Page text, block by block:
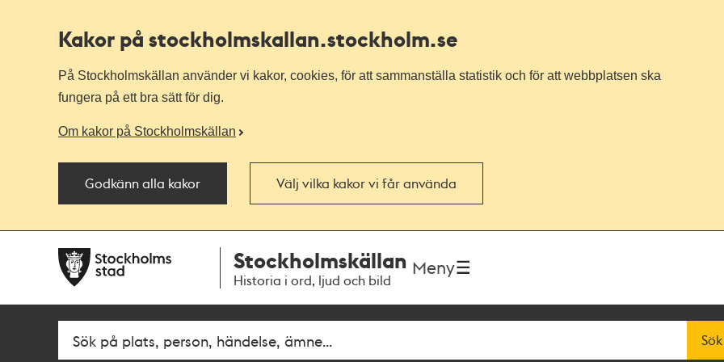
Kakor på stockholmskallan.stockholm.se
På Stockholmskällan använder vi kakor, cookies, för att sammanställa statistik och för att webbplatsen ska
fungera på ett bra sätt för dig.
Om kakor på Stockholmskällan
Godkänn alla kakor Välj vilka kakor vi får använda
navigationen
huvudinnehållet
Stockholmskällan
Historia i ord, ljud och bild
Meny
Fritextsök Sök